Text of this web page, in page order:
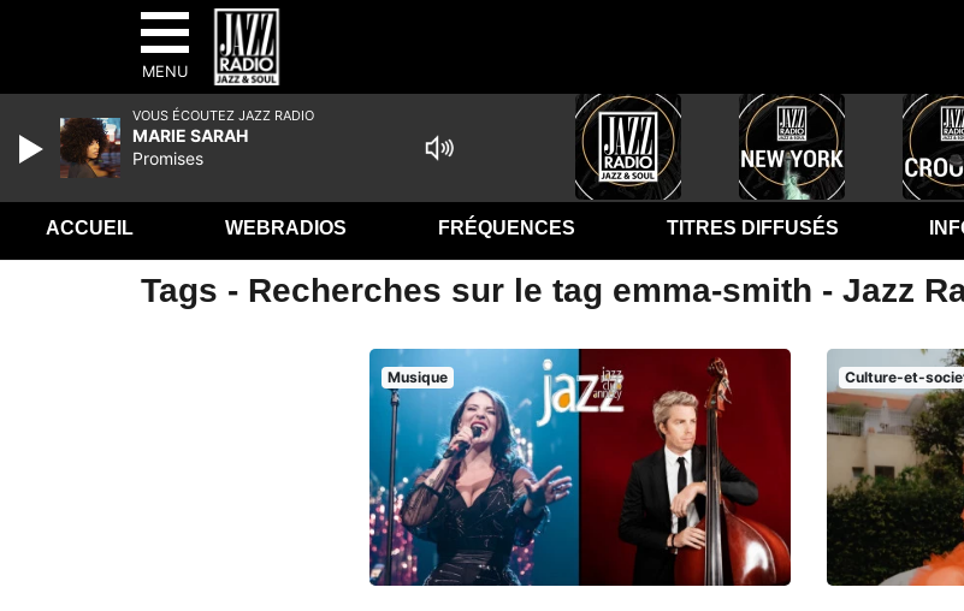
MENU
ACCUEIL WEBRADIOS FRÉQUENCES TITRES DIFFUSÉS
Tags - Recherches sur le tag emma-smith - Jazz
Musique Culture-et-
VOUS ÉCOUTEZ JAZZ RADIO
MARIE SARAH
Promises